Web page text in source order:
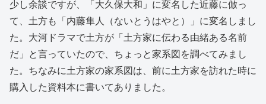
少し余談ですが、「大久保大和」に変名した近藤に倣っ
て、土方も「内藤隼人（ないとうはやと）」に変名しまし
た。大河ドラマで土方が「土方家に伝わる由緒ある名前
だ」と言っていたので、ちょっと家系図を調べてみまし
た。ちなみに土方家の家系図は、前に土方家を訪れた時に
購入した資料本に書いてありました。